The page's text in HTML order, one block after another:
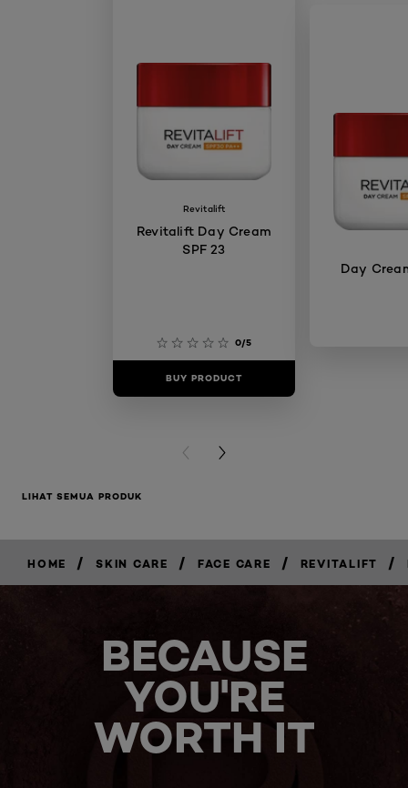
Revitalift
Revitalift Day Cream
SPF 23
0/5
BUY PRODUCT
Day
PREVIOUS CARD
NEXT CARD
LIHAT SEMUA PRODUK
HOME / SKIN CARE / FACE CARE / REVITALIFT /
BECAUSE
YOU'RE
WORTH IT